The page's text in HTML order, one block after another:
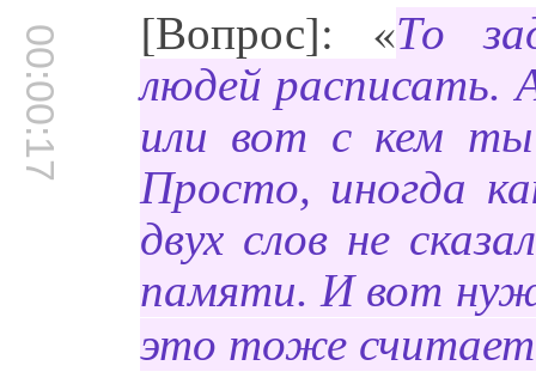
00:00:17 [Вопрос]: «То
людей расписать.
или вот с кем
Просто, иногда
двух слов не
памяти. И вот
это тоже